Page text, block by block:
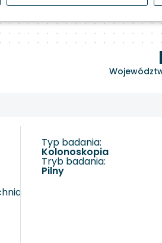
Typ badania:
kolonoskopia
Tryb badania:
Pilny